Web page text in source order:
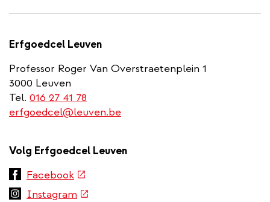
Erfgoedcel Leuven
Professor Roger Van Overstraetenplein 1
3000 Leuven
Tel. 016 27 41 78
erfgoedcel@leuven.be
Volg Erfgoedcel Leuven
Facebook(externe
link)
Instagram (externe